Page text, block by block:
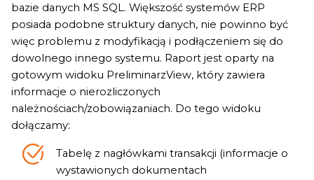
bazie danych MS SQL. Większość systemów ERP
posiada podobne struktury danych, nie powinno być
więc problemu z modyfikacją i podłączeniem się do
dowolnego innego systemu. Raport jest oparty na
gotowym widoku PreliminarzView, który zawiera
informacje o nierozliczonych
należnościach/zobowiązaniach. Do tego widoku
dołączamy:
Tabelę z nagłówkami transakcji (informacje o
wystawionych dokumentach